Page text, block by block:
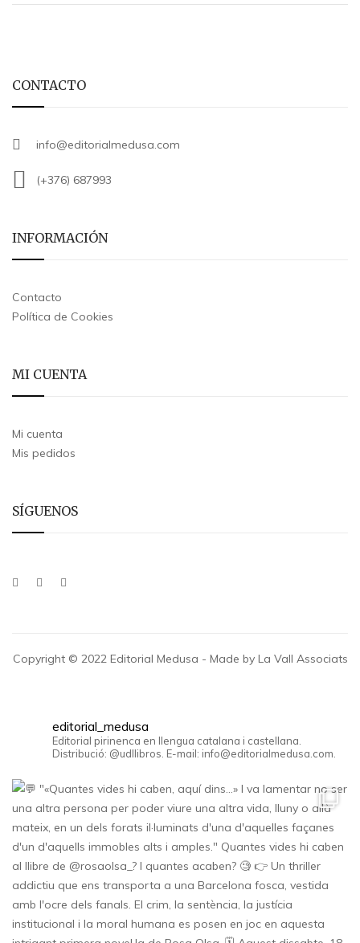
CONTACTO
info@editorialmedusa.com
(+376) 687993
INFORMACIÓN
Contacto
Política de Cookies
MI CUENTA
Mi cuenta
Mis pedidos
SÍGUENOS
Copyright © 2022 Editorial Medusa - Made by La Vall Associats
editorial_medusa
Editorial pirinenca en llengua catalana i castellana.
Distribució: @udllibros. E-mail: info@editorialmedusa.com.